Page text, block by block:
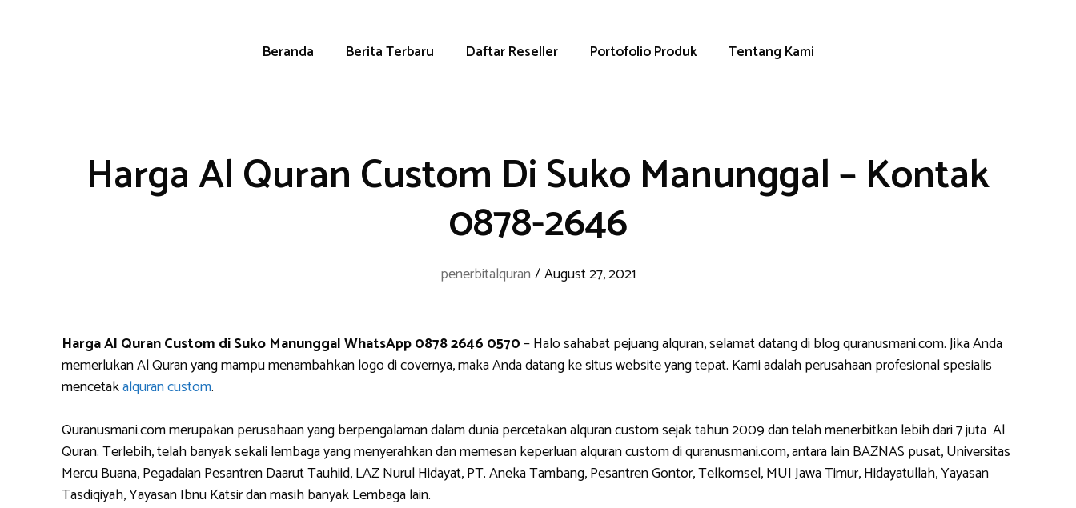
Beranda Berita Terbaru Daftar Reseller Portofolio Produk Tentang Kami
Harga Al Quran Custom Di Suko Manunggal – Kontak
0878-2646
penerbitalquran /August 27, 2021
Harga Al Quran Custom di Suko Manunggal WhatsApp 0878 2646 0570– Halo sahabat pejuang alquran, selamat datang di blog quranusmani.com. Jika Anda
memerlukan Al Quran yang mampu menambahkan logo di covernya, maka Anda datang ke situs website yang tepat. Kami adalah perusahaan profesional spesialis
mencetakalquran custom.
Quranusmani.com merupakan perusahaan yang berpengalaman dalam dunia percetakan alquran custom sejak tahun 2009 dan telah menerbitkan lebih dari 7 juta Al
Quran. Terlebih, telah banyak sekali lembaga yang menyerahkan dan memesan keperluan alquran custom di quranusmani.com, antara lain BAZNAS pusat, Universitas
Mercu Buana, Pegadaian Pesantren Daarut Tauhiid, LAZ Nurul Hidayat, PT. Aneka Tambang, Pesantren Gontor, Telkomsel, MUI Jawa Timur, Hidayatullah, Yayasan
Tasdiqiyah, Yayasan Ibnu Katsir dan masih banyak Lembaga lain.